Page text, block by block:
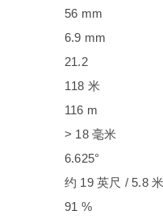
56 mm
6.9 mm
21.2
118 米
116 m
> 18 毫米
6.625°
约 19 英尺 / 5.8 米
91 %